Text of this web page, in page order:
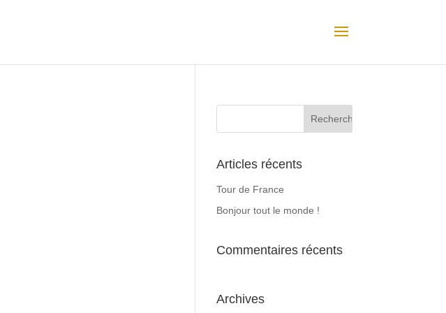
Articles récents
Tour de France
Bonjour tout le monde !
Commentaires récents
Archives